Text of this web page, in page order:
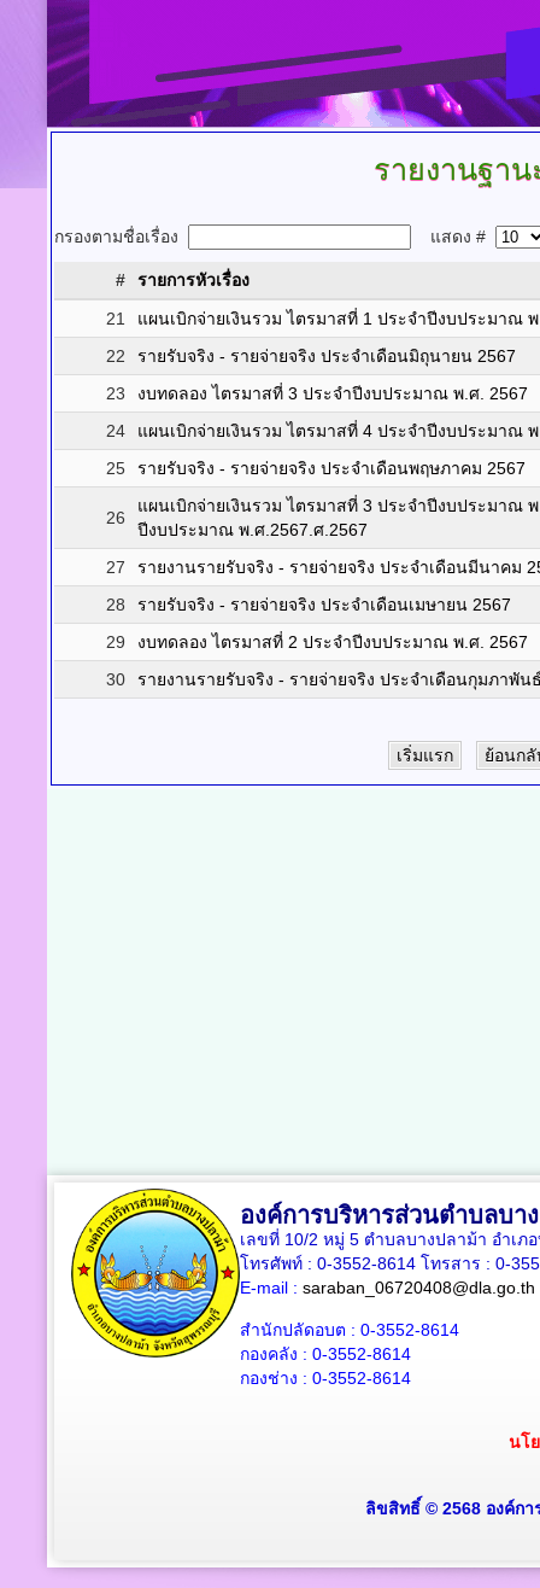
รายงานฐาน
กรองตามชื่อเรื่อง แสดง #
#
รายการหัวเรื่อง
21
แผนเบิกจ่ายเงินรวม ไตรมาสที่ 1 ประจำปีงบประมาณ
22
รายรับจริง - รายจ่ายจริง ประจำเดือนมิถุนายน 2567
23
งบทดลอง ไตรมาสที่ 3 ประจำปีงบประมาณ พ.ศ. 2567
24
แผนเบิกจ่ายเงินรวม ไตรมาสที่ 4 ประจำปีงบประมาณ
25
รายรับจริง - รายจ่ายจริง ประจำเดือนพฤษภาคม 2567
26
แผนเบิกจ่ายเงินรวม ไตรมาสที่ 3 ประจำปีงบประมาณ
ปีงบประมาณ พ.ศ.2567.ศ.2567
27
รายงานรายรับจริง - รายจ่ายจริง ประจำเดือนมีนาคม
28
รายรับจริง - รายจ่ายจริง ประจำเดือนเมษายน 2567
29
งบทดลอง ไตรมาสที่ 2 ประจำปีงบประมาณ พ.ศ. 2567
30
รายงานรายรับจริง - รายจ่ายจริง ประจำเดือนกุมภาพัน
เริ่มแรก ย้อนกลั
องค์การบริหารส่วนตำบลบา
เลขที่ 10/2 หมู่ 5 ตำบลบางปลาม้า อำเ
โทรศัพท์ : 0-3552-8614 โทรสาร : 0-
E-mail : saraban_06720408@dla.go.th
สำนักปลัดอบต : 0-3552-8614
กองคลัง : 0-3552-8614
กองช่าง : 0-3552-8614
นโ
ลิขสิทธิ์ © 2568 องค์ก